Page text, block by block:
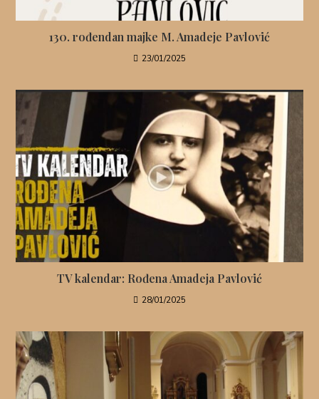
130. rođendan majke M. Amadeje Pavlović
23/01/2025
TV kalendar: Rođena Amadeja Pavlović
28/01/2025